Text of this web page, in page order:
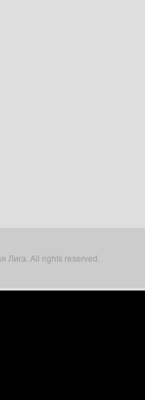
Лига. All rights reserved.